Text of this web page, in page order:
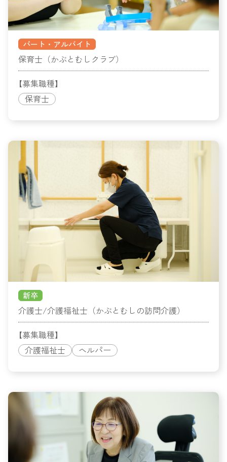
パート・アルバイト
保育士（かぶとむしクラブ）
【募集職種】
保育士
新卒
介護士/介護福祉士（かぶとむしの訪問介護）
【募集職種】
介護福祉士
ヘルパー